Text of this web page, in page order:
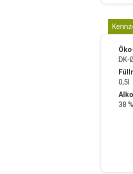
DK-
0,5l
38 %